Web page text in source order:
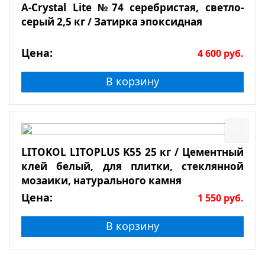
A-Crystal Lite №74 серебристая, светло-
серый 2,5 кг / Затирка эпоксидная
Цена: 4 600 руб.
В корзину
LITOKOL LITOPLUS K55 25 кг / Цементный
клей белый, для плитки, стеклянной
мозаики, натурального камня
Цена: 1 550 руб.
В корзину